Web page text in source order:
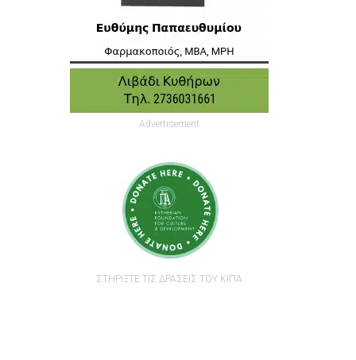
Advertisement
ΣΤΗΡΙΞΤΕ ΤΙΣ ΔΡΑΣΕΙΣ ΤΟΥ ΚΙΠΑ